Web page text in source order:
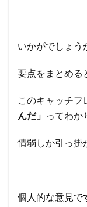
いかがでしょう
要点をまとめる
このキャッチ
んだ」 ってわか
情弱しか引っ掛
個人的な意見で